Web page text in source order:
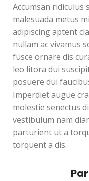
Accumsan ridiculus
malesuada metus
adipiscing aptent
nullam ac vivamus
fusce ornare dis
leo litora dui
posuere dui
Imperdiet augue
molestie senectus
vestibulum nam
parturient ut a
torquent a dis.